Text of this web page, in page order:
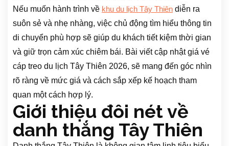
Nếu muốn hành trình về khu du lịch Tây Thiên diễn ra
suôn sẻ và nhẹ nhàng, việc chủ động tìm hiểu thông tin
di chuyển phù hợp sẽ giúp du khách tiết kiệm thời gian
và giữ trọn cảm xúc chiêm bái. Bài viết cập nhật giá vé
cáp treo du lịch Tây Thiên 2026, sẽ mang đến góc nhìn
rõ ràng về mức giá và cách sắp xếp kế hoạch tham
quan một cách hợp lý.
Giới thiệu đôi nét về
danh thắng Tây Thiên